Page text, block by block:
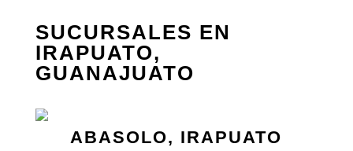
SUCURSALES EN
IRAPUATO,
GUANAJUATO
ABASOLO, IRAPUATO